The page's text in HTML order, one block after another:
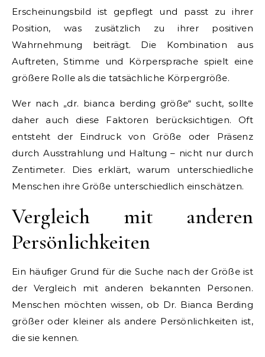
Erscheinungsbild ist gepflegt und passt zu ihrer
Position, was zusätzlich zu ihrer positiven
Wahrnehmung beiträgt. Die Kombination aus
Auftreten, Stimme und Körpersprache spielt eine
größere Rolle als die tatsächliche Körpergröße.
Wer nach „dr. bianca berding größe“ sucht, sollte
daher auch diese Faktoren berücksichtigen. Oft
entsteht der Eindruck von Größe oder Präsenz
durch Ausstrahlung und Haltung – nicht nur durch
Zentimeter. Dies erklärt, warum unterschiedliche
Menschen ihre Größe unterschiedlich einschätzen.
Vergleich mit anderen
Persönlichkeiten
Ein häufiger Grund für die Suche nach der Größe ist
der Vergleich mit anderen bekannten Personen.
Menschen möchten wissen, ob Dr. Bianca Berding
größer oder kleiner als andere Persönlichkeiten ist,
die sie kennen.